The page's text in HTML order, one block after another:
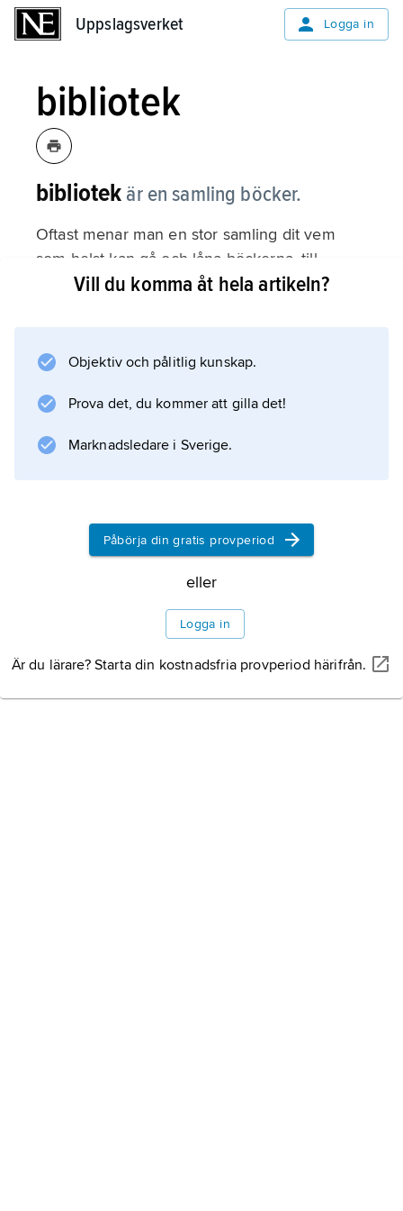
Uppslagsverket Logga in
bibliotek
bibliotek är en samling böcker.
Oftast menar man en stor samling dit vem
som helst kan gå och låna böckerna, till
exempel ett skolbibliotek eller stadsbibliotek.
sätt. På bibliotek brukar det också finnas
Att låna på bibliotek
ordnade?
Olika typer av bibliotek
Information om artikeln
Vill du komma åt hela artikeln?
Objektiv och pålitlig kunskap.
Prova det, du kommer att gilla det!
Marknadsledare i Sverige.
Påbörja din gratis provperiod
eller
Logga in
Är du lärare? Starta din kostnadsfria provperiod härifrån.